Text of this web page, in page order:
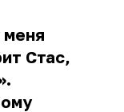
меня
Стас,